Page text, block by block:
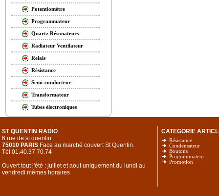
Potentiomètre
Programmateur
Quartz Résonateurs
Radiateur Ventilateur
Relais
Résistance
Semi-conducteur
Transformateur
Tubes électroniques
ST QUENTIN RADIO
6 rue de st quentin
75010 PARIS Face au marché couvert St Quentin.
Tél 01.40.37.70.74
Ouvert tout l'été : juillet et aout uniquement du lundi au
vendredi mêmes horaires
CATEGORIE
Résistance
Condensateur
Boutons
Programmateur
Promotion